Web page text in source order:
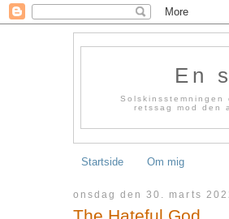
En
retssag mod den
Startside Om mig
onsdag den 30. marts